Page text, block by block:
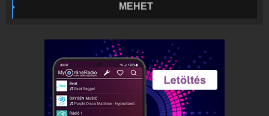
Rádió beágyazás
Készítés lépésről lépésre
MEHET